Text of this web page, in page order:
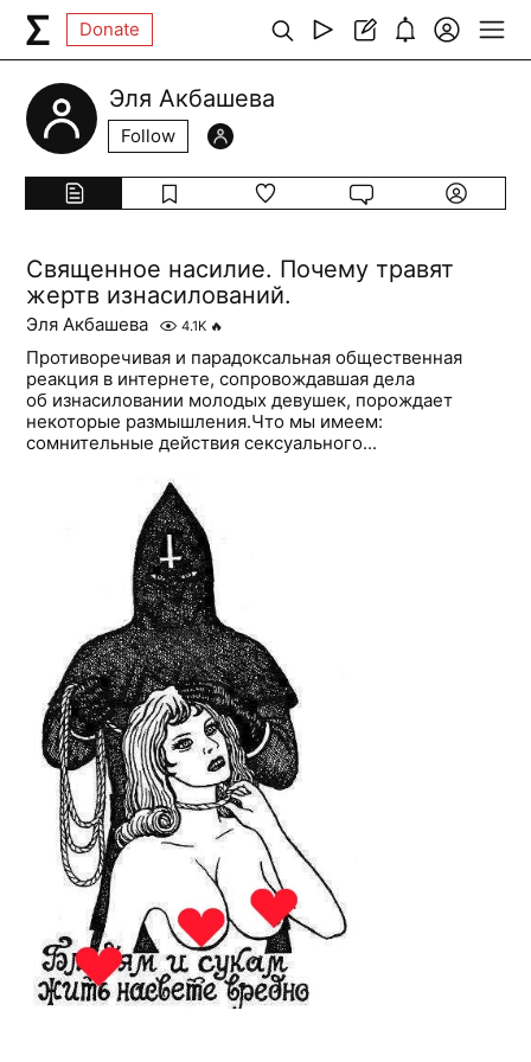
Donate
Эля Акбашева
Follow
Священное насилие. Почему травят
жертв изнасилований.
Эля Акбашева 4.1K 🔥
Противоречивая и парадоксальная общественная
реакция в интернете, сопровождавшая дела
об изнасиловании молодых девушек, порождает
некоторые размышления.Что мы имеем:
сомнительные действия сексуального...